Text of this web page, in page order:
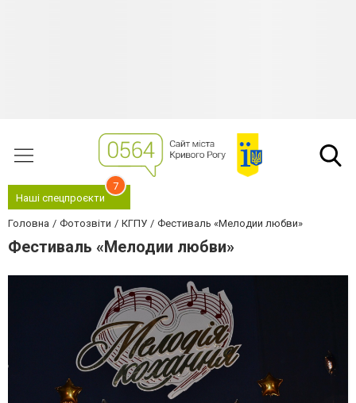
Наші спецпроєкти
7
Головна Фотозвіти КГПУ Фестиваль «Мелодии любви»
Фестиваль «Мелодии любви»